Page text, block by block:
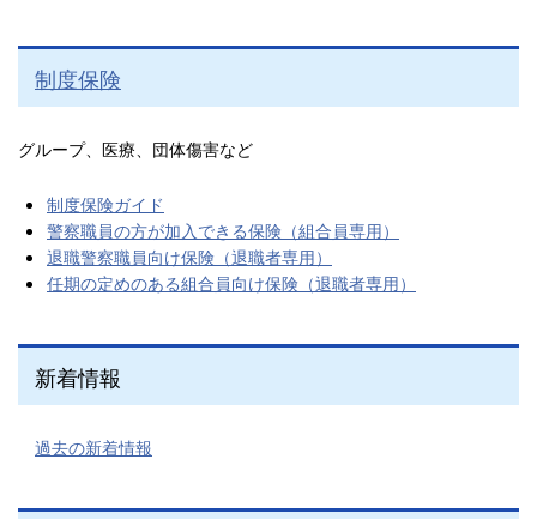
制度保険
グループ、医療、団体傷害など
制度保険ガイド
警察職員の方が加入できる保険（組合員専用）
退職警察職員向け保険（退職者専用）
任期の定めのある組合員向け保険（退職者専用）
新着情報
過去の新着情報